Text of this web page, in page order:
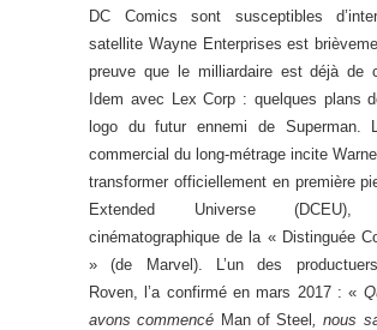
DC Comics sont susceptibles
satellite Wayne Enterprises est
preuve que le milliardaire est déjà de
Idem avec Lex Corp : quelques plans
logo du futur ennemi de Superman.
commercial du long-métrage incite
transformer officiellement en première
Extended Universe (DCEU),
cinématographique de la « Distinguée
» (de Marvel). L’un des
Roven, l’a confirmé en mars 2017 : «
avons commencé Man of Steel , nous